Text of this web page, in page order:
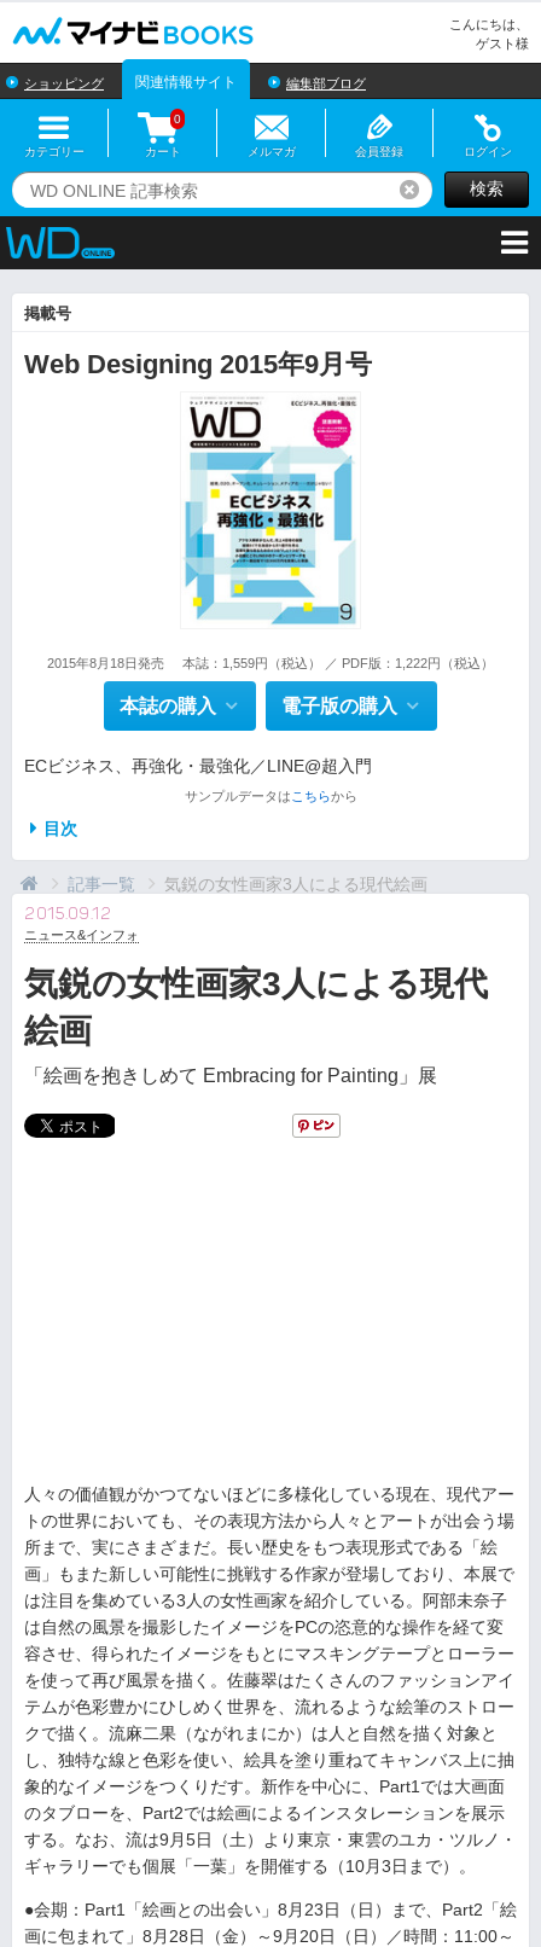
こんにちは、
ゲスト様
ショッピング 関連情報サイト 編集部ブログ
カテゴリー カート
0
メルマガ 会員登録 ログイン
リセット検索
掲載号
Web Designing 2015年9月号
2015年8月18日発売 本誌：1,559円（税込） ／ PDF版：1,222円（税込）
本誌の購入 電子版の購入
ECビジネス、再強化・最強化／LINE@超入門
サンプルデータは こちらから
目次
記事一覧 気鋭の女性画家3人による現代絵画
2015.09.12
ニュース&インフォ
気鋭の女性画家3人による現代
絵画
「絵画を抱きしめて Embracing for Painting」展
人々の価値観がかつてないほどに多様化している現在、現代アー
トの世界においても、その表現方法から人々とアートが出会う場
所まで、実にさまざまだ。長い歴史をもつ表現形式である「絵
画」もまた新しい可能性に挑戦する作家が登場しており、本展で
は注目を集めている3人の女性画家を紹介している。阿部未奈子
は自然の風景を撮影したイメージをPCの恣意的な操作を経て変
容させ、得られたイメージをもとにマスキングテープとローラー
を使って再び風景を描く。佐藤翠はたくさんのファッションアイ
テムが色彩豊かにひしめく世界を、流れるような絵筆のストロー
クで描く。流麻二果（ながれまにか）は人と自然を描く対象と
し、独特な線と色彩を使い、絵具を塗り重ねてキャンバス上に抽
象的なイメージをつくりだす。新作を中心に、Part1では大画面
のタブローを、Part2では絵画によるインスタレーションを展示
する。なお、流は9月5日（土）より東京・東雲のユカ・ツルノ・
ギャラリーでも個展「一葉」を開催する（10月3日まで）。
●会期：Part1「絵画との出会い」8月23日（日）まで、Part2「絵
画に包まれて」8月28日（金）～9月20日（日）／時間：11:00～